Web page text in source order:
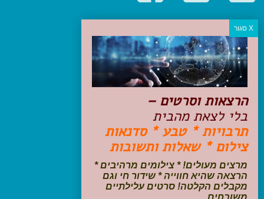
קטגוריות פופולריות
יעדים
טיולים בישראל
מלונות בוטיק בישראל
טיפים והמלצות
הכנות לנסיעה
טיולי ג'יפים
טיולים עם ילדים
שייט, הפלגות, קרוזים
עקבו אחרינו בפייסבוק
הרצאות וסרטים –
בלי לצאת מהבית
תרבויות * טבע * סדנאות
צילום * שאלות ותשובות
מרצים מעולים! * צילומים מרהיבים *
הרצאה שהיא חווייה * שידור חי וגם
מקבלים הקלטה! סרטים עלילתיים
משובחים